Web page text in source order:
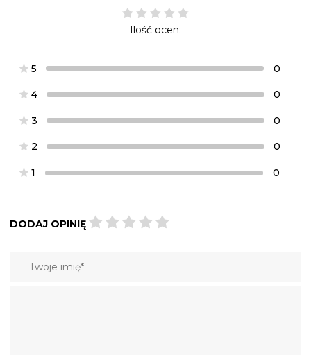
Ilość ocen:
5 0
4 0
3 0
2 0
1 0
DODAJ OPINIĘ